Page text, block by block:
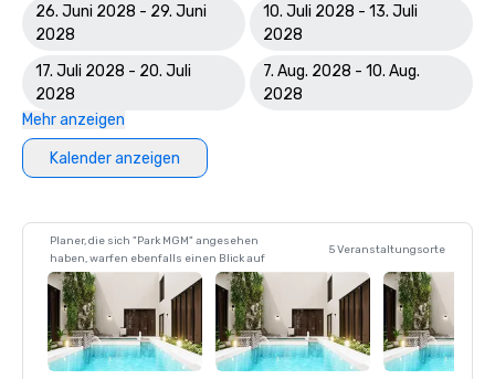
26. Juni 2028 - 29. Juni
2028
10. Juli 2028 - 13. Juli
2028
17. Juli 2028 - 20. Juli
2028
7. Aug. 2028 - 10. Aug.
2028
Mehr anzeigen
Kalender anzeigen
Planer, die sich "Park MGM" angesehen
haben, warfen ebenfalls einen Blick auf
5 Veranstaltungsorte